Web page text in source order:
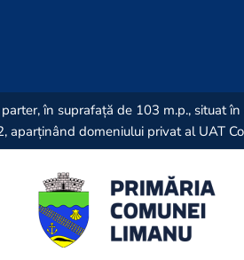
în suprafață de 103 m.p., situat
aparținând domeniului privat al UAT